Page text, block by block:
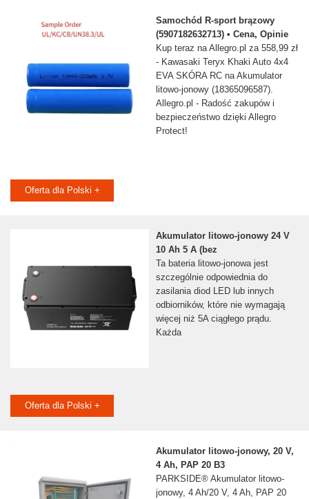
Samochód R-sport brązowy
(5907182632713) • Cena, Opinie
Kup teraz na Allegro.pl za 558,99 zł
- Kawasaki Teryx Khaki Auto 4x4
EVA SKÓRA RC na Akumulator
litowo-jonowy (18365096587).
Allegro.pl - Radość zakupów i
bezpieczeństwo dzięki Allegro
Protect!
Oferta dla Polski +
Akumulator litowo-jonowy 24 V
10 Ah 5 A (bez
Ta bateria litowo-jonowa jest
szczególnie odpowiednia do
zasilania diod LED lub innych
odbiorników, które nie wymagają
więcej niż 5A ciągłego prądu.
Każda
Oferta dla Polski +
Akumulator litowo-jonowy, 20 V,
4 Ah, PAP 20 B3
PARKSIDE® Akumulator litowo-
jonowy, 4 Ah/20 V, 4 Ah, PAP 20